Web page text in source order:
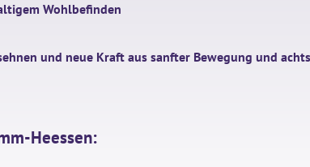
Wohlbefinden
und neue Kraft aus sanfter Bewegung und
Heessen: